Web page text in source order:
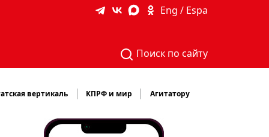
Eng / Espa
Поиск по сайту
вертикаль КПРФ и мир Агитатору